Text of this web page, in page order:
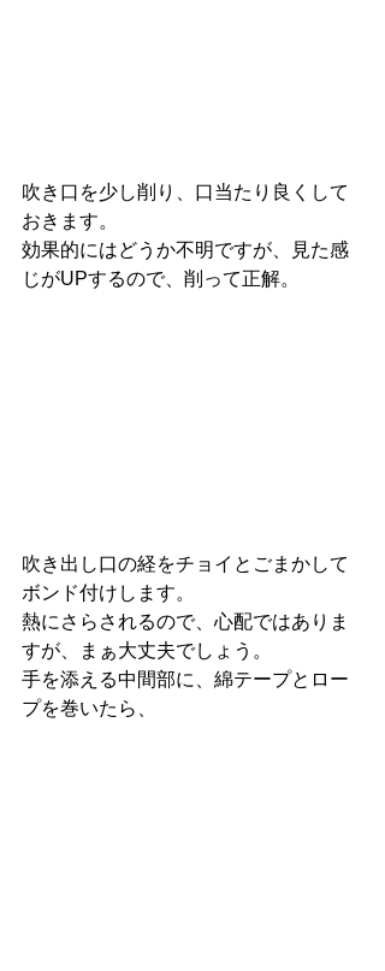
吹き口を少し削り、口当たり良くして
おきます。
効果的にはどうか不明ですが、見た感
じがUPするので、削って正解。
吹き出し口の経をチョイとごまかして
ボンド付けします。
熱にさらされるので、心配ではありま
すが、まぁ大丈夫でしょう。
手を添える中間部に、綿テープとロー
プを巻いたら、